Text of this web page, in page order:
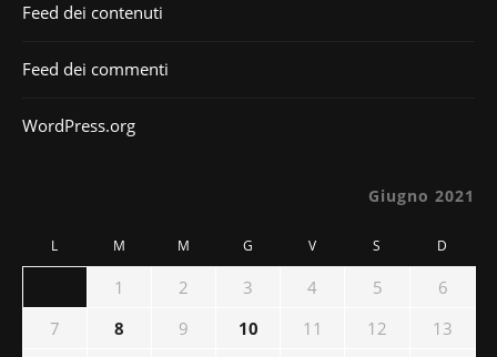
Feed dei contenuti
Feed dei commenti
WordPress.org
Giugno 2021
L M M G V S D
1 2 3 4 5
6
7
8 9 10 11 12
13